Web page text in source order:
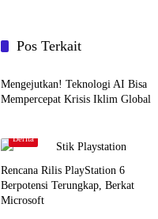
Pos Terkait
Teknologi
Mengejutkan! Teknologi AI Bisa
Mempercepat Krisis Iklim Global
Berita
Rencana Rilis PlayStation 6
Berpotensi Terungkap, Berkat
Microsoft